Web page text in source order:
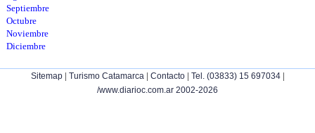
Septiembre
Octubre
Noviembre
Diciembre
Sitemap| Turismo Catamarca | Contacto| Tel. (03833) 15 697034|
/www.diarioc.com.ar 2002-2026